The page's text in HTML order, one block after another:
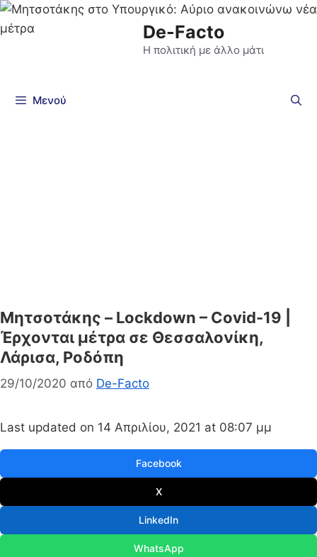
De-Facto
Η πολιτική με άλλο μάτι
Μενού
Μητσοτάκης – Lockdown – Covid-19 |
Έρχονται μέτρα σε Θεσσαλονίκη,
Λάρισα, Ροδόπη
29/10/2020 από De-Facto
Last updated on 14 Απριλίου, 2021 at 08:07 μμ
Facebook
X
LinkedIn
WhatsApp